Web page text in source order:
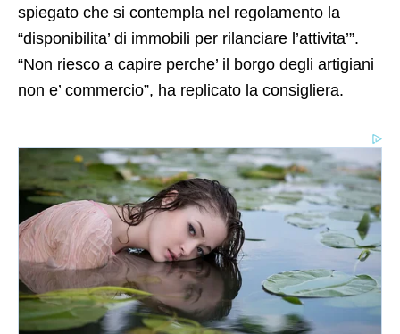
spiegato che si contempla nel regolamento la
“disponibilita’ di immobili per rilanciare l’attivita’”.
“Non riesco a capire perche’ il borgo degli artigiani
non e’ commercio”, ha replicato la consigliera.